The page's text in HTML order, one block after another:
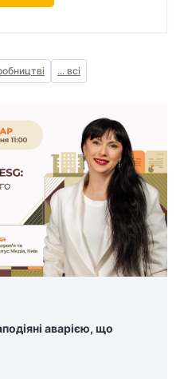
... всі
аварією, що